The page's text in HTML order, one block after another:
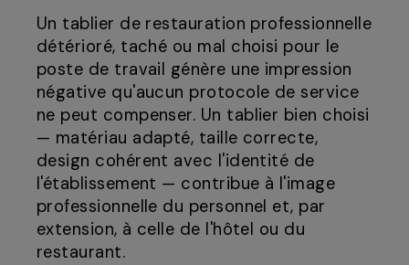
Un tablier de restauration professionnelle
détérioré, taché ou mal choisi pour le
poste de travail génère une impression
négative qu'aucun protocole de service
ne peut compenser. Un tablier bien choisi
— matériau adapté, taille correcte,
design cohérent avec l'identité de
l'établissement — contribue à l'image
professionnelle du personnel et, par
extension, à celle de l'hôtel ou du
restaurant.